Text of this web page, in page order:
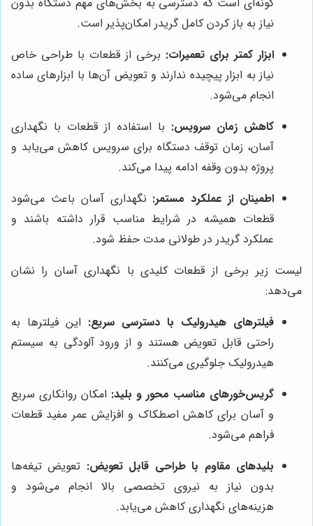
نیاز به باز کردن کامل گریدر امکان‌پذیر است.
ابزار کمتر برای تعمیرات: برخی از قطعات با طراحی خاص
نیاز به ابزار پیچیده ندارند و تعویض آن‌ها با ابزارهای ساده
انجام می‌شود.
کاهش زمان سرویس: با استفاده از قطعات با نگهداری
آسان، زمان توقف دستگاه برای سرویس کاهش می‌یابد و
پروژه بدون وقفه ادامه پیدا می‌کند.
اطمینان از عملکرد مستمر: نگهداری آسان باعث می‌شود
قطعات همیشه در شرایط مناسب قرار داشته باشند و
عملکرد گریدر در طولانی مدت حفظ شود.
لیست زیر برخی از قطعات کلیدی با نگهداری آسان را نشان
می‌دهد:
فیلترهای هیدرولیک با دسترسی سریع: این فیلترها به
راحتی قابل تعویض هستند و از ورود آلودگی به سیستم
هیدرولیک جلوگیری می‌کنند.
گریس‌خورهای مناسب محور و بلید: امکان روانکاری سریع
و آسان برای کاهش اصطکاک و افزایش عمر مفید قطعات
فراهم می‌شود.
بلیدهای مقاوم با طراحی قابل تعویض: تعویض تیغه‌ها
بدون نیاز به نیروی تخصصی بالا انجام می‌شود و
هزینه‌های نگهداری کاهش می‌یابد.